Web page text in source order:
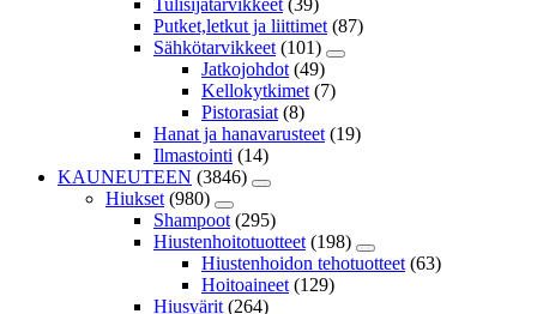
Tulisijatarvikkeet (39)
Putket,letkut ja liittimet (87)
Sähkötarvikkeet (101)
Jatkojohdot (49)
Kellokytkimet (7)
Pistorasiat (8)
Hanat ja hanavarusteet (19)
Ilmastointi (14)
KAUNEUTEEN (3846)
Hiukset (980)
Shampoot (295)
Hiustenhoitotuotteet (198)
Hiustenhoidon tehotuotteet (63)
Hoitoaineet (129)
Hiusvärit (264)